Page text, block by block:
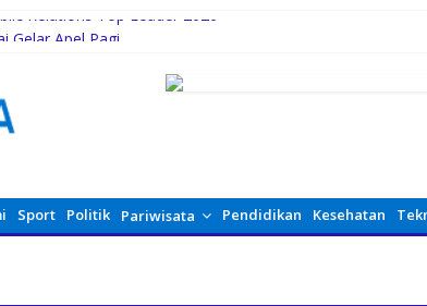
Relations Top Leader 2026
Block Party Terbesar di Jakarta
Berdamai, PAPPRI Madina Apresiasi Polsek Natal
Sport Politik Pariwisata Pendidikan Kesehatan